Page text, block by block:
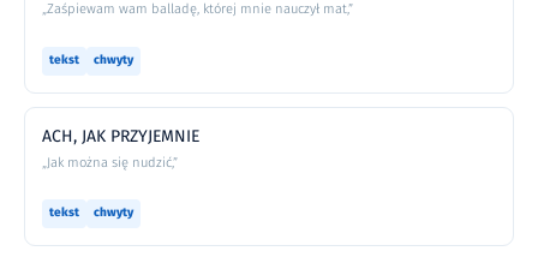
„Zaśpiewam wam balladę, której mnie nauczył mat,”
tekst chwyty
ACH, JAK PRZYJEMNIE
„Jak można się nudzić,”
tekst chwyty